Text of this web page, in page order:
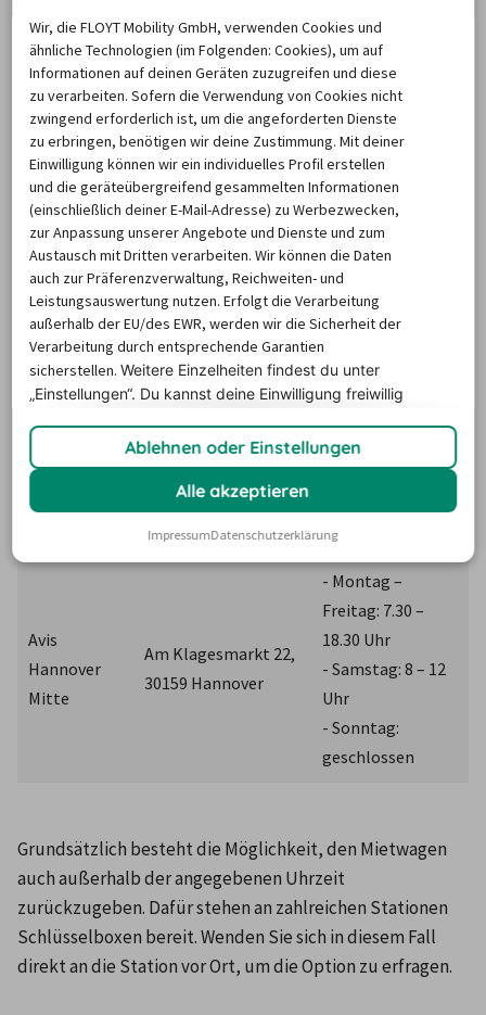
Autovermietung in Hannover
Rund 345 Mietstationen stehen Kunden in ganz
Deutschland zur Verfügung. Dieses flächendeckende
Netz ermöglicht Ihnen so die Nutzung von flexiblen
Einwegmieten, sodass Sie für die Fahrzeugrückgabe nicht
an Ihren Ausgangsort zurückkehren müssen. Sind Sie auf
der Suche nach einer Autovermietung von Avis in
Hannover, bieten sich die folgenden Mietstationen an:
Station Adresse Öffungszeiten
Avis
Hannover
Flughafenstraße 4,
30855 Langenhagen
- Montag –
- Samstag: 8 – 22
Uhr
Uhr
Avis
Hannover
Mitte
Am Klagesmarkt 22,
30159 Hannover
- Montag –
Freitag: 7.30 –
18.30 Uhr
- Samstag: 8 – 12
Uhr
- Sonntag:
geschlossen
Grundsätzlich besteht die Möglichkeit, den Mietwagen
auch außerhalb der angegebenen Uhrzeit
zurückzugeben. Dafür stehen an zahlreichen Stationen
Schlüsselboxen bereit. Wenden Sie sich in diesem Fall
direkt an die Station vor Ort, um die Option zu erfragen.
Wir, die FLOYT Mobility GmbH, verwenden Cookies und
ähnliche Technologien (im Folgenden: Cookies), um auf
Informationen auf deinen Geräten zuzugreifen und diese
zu verarbeiten. Sofern die Verwendung von Cookies nicht
zwingend erforderlich ist, um die angeforderten Dienste
zu erbringen, benötigen wir deine Zustimmung. Mit deiner
Einwilligung können wir ein individuelles Profil erstellen
und die geräteübergreifend gesammelten Informationen
(einschließlich deiner E-Mail-Adresse) zu Werbezwecken,
zur Anpassung unserer Angebote und Dienste und zum
Austausch mit Dritten verarbeiten. Wir können die Daten
auch zur Präferenzverwaltung, Reichweiten- und
Leistungsauswertung nutzen. Erfolgt die Verarbeitung
außerhalb der EU/des EWR, werden wir die Sicherheit der
Verarbeitung durch entsprechende Garantien
sicherstellen.Weitere Einzelheiten findest du unter
„Einstellungen“. Du kannst deine Einwilligung freiwillig
Ablehnen oder Einstellungen
Alle akzeptieren
ImpressumDatenschutzerklärung